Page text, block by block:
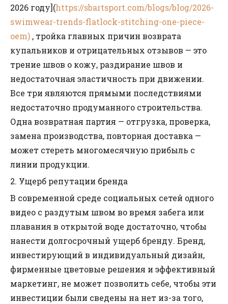
2026 году](https://sbartsport.com/blogs/blog/2026-
swimwear-trends-flatlock-stitching-one-piece-
oem) , тройка главных причин возврата
купальников и отрицательных отзывов — это
трение швов о кожу, раздирание швов и
недостаточная эластичность при движении.
Все три являются прямыми последствиями
недостаточно продуманного строительства.
Одна возвратная партия — отгрузка, проверка,
замена производства, повторная доставка —
может стереть многомесячную прибыль с
линии продукции.
2. Ущерб репутации бренда
В современной среде социальных сетей одного
видео с раздутым швом во время забега или
плавания в открытой воде достаточно, чтобы
нанести долгосрочный ущерб бренду. Бренд,
инвестирующий в индивидуальный дизайн,
фирменные цветовые решения и эффективный
маркетинг, не может позволить себе, чтобы эти
инвестиции были сведены на нет из-за того,